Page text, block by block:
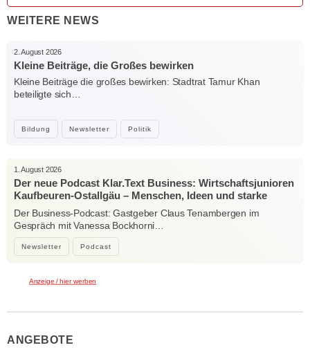
WEITERE NEWS
Bildung Newsletter Politik
2. August 2026
Kleine Beiträge, die Großes bewirken
Kleine Beiträge die großes bewirken: Stadtrat Tamur Khan
beteiligte sich…
Newsletter Podcast
1. August 2026
Der neue Podcast Klar.Text Business: Wirtschaftsjunioren
Kaufbeuren-Ostallgäu – Menschen, Ideen und starke
Verbindungen
Der Business-Podcast: Gastgeber Claus Tenambergen im
Gespräch mit Vanessa Bockhorni…
Anzeige / hier werben
ANGEBOTE